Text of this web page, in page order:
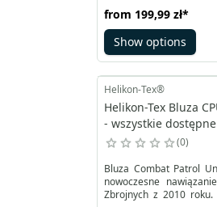
przodu oraz tyłu polaru
użytkowanie w nawet
from 199,99 zł*
Show options
Helikon-Tex®
Helikon-Tex Bluza
- wszystkie
0
Bluza Combat Patrol
nowoczesne
Zbrojnych z 2010 roku.